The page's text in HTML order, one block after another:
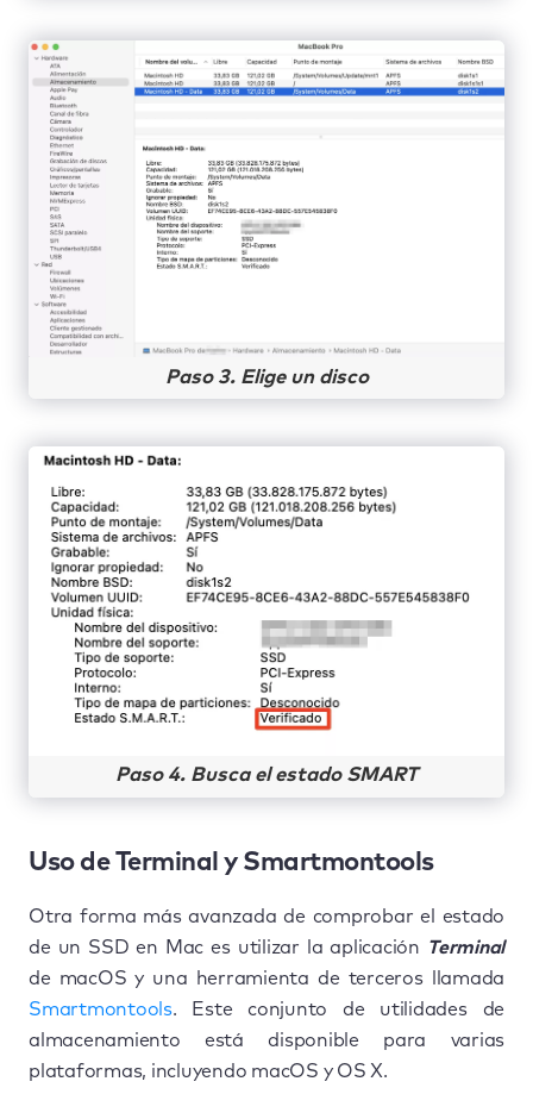
Paso 3. Elige un disco
Paso 4. Busca el estado SMART
Uso de Terminal y Smartmontools
Otra forma más avanzada de comprobar el estado
de un SSD en Mac es utilizar la aplicación Terminal
de macOS y una herramienta de terceros llamada
Smartmontools. Este conjunto de utilidades de
almacenamiento está disponible para varias
plataformas, incluyendo macOS y OS X.